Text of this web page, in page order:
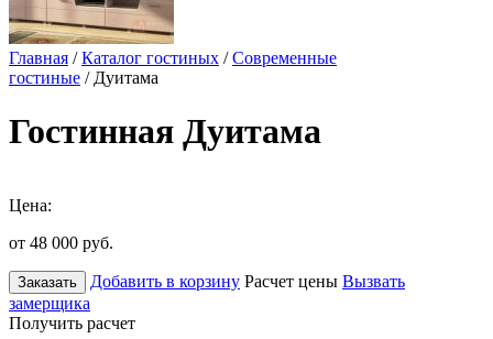
Главная /Каталог гостиных /Современные
гостиные / Дуитама
Гостинная Дуитама
Цена:
от 48 000 руб.
Заказать Добавить в корзину Расчет цены Вызвать
замерщика
Получить расчет